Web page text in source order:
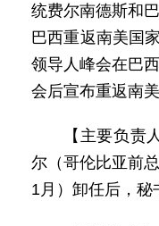
统费尔南德斯和
巴西重返南美国
领导人峰会在巴
会后宣布重返南美
【主要负责
尔（哥伦比亚前
1月）卸任后，秘